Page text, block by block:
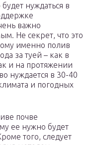
нуждаться в
важно
Не секрет, что это
именно полив
за туей – как в
и на протяжении
нуждается в 30-40
и погодных
почве
ее нужно будет
того, следует